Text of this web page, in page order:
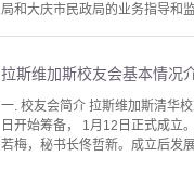
局和大庆市民政局的业务指导和
拉斯维加斯校友会基本情况
一. 校友会简介 拉斯维加斯清华
日开始筹备， 1月12日正式成立
若梅，秘书长佟哲新。成立后发